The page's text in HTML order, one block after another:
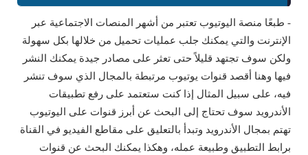
- طبعًا منصة اليوتيوب تعتبر من أشهر المنصات الاجتماعية عبر
الإنترنت والتي يمكنك جلب عمليات تحميل من خلالها بكل سهولة
ولكن سوف تجتهد قليلاً حتى تعثر على مصادر جيدة يمكنك النشر
فيها وهنا أقصد قنوات يوتيوب مرتبطة بالمجال الذي سوف تنشر
فيه، على سبيل المثال إذا كنت ستعتمد على رفع تطبيقات
الأندرويد سوف تحتاج إلى البحث عن أبرز قنوات على اليوتيوب
تهتم بمجال الأندرويد وتبدأ بالتعليق على مقاطع الفيديو في القناة
برابط التطبيق وطبيعة عمله، وهكذا يمكنك البحث عن قنوات